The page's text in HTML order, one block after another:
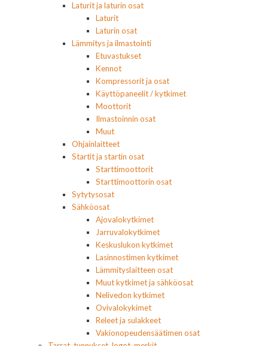
Laturit ja laturin osat
Laturit
Laturin osat
Lämmitys ja ilmastointi
Etuvastukset
Kennot
Kompressorit ja osat
Käyttöpaneelit / kytkimet
Moottorit
Ilmastoinnin osat
Muut
Ohjainlaitteet
Startit ja startin osat
Starttimoottorit
Starttimoottorin osat
Sytytysosat
Sähköosat
Ajovalokytkimet
Jarruvalokytkimet
Keskuslukon kytkimet
Lasinnostimen kytkimet
Lämmityslaitteen osat
Muut kytkimet ja sähköosat
Nelivedon kytkimet
Ovivalokykimet
Releet ja sulakkeet
Vakionopeudensäätimen osat